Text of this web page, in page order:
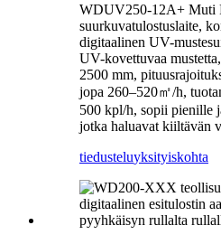
WDUV250-12A+ Muti
suurkuvatulostuslaite,
digitaalinen UV-
UV-kovettuvaa
2500 mm,
jopa 260–520㎡/h,
500 kpl/h, sopii pienille
jotka haluavat kiiltävän
tiedusteluyksityiskohta